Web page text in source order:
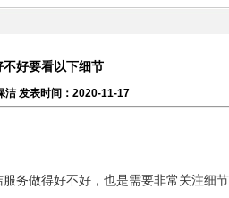
好要看以下细节
洁 发表时间：2020-11-17
务做得好不好，也是需要非常关注细